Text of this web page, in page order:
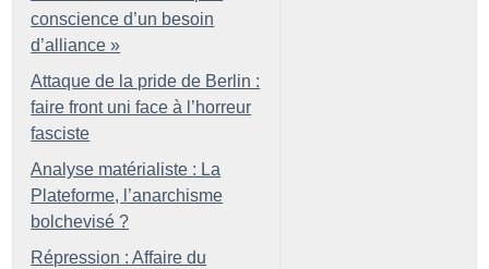
conscience d’un besoin
d’alliance »
Attaque de la pride de Berlin :
faire front uni face à l’horreur
fasciste
Analyse matérialiste : La
Plateforme, l’anarchisme
bolchevisé ?
Répression : Affaire du